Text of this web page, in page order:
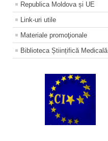
Republica Moldova și UE
Link-uri utile
Materiale promoţionale
Biblioteca Științifică Medicală